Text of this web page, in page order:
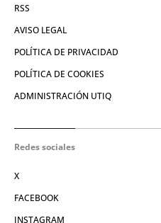
RSS
AVISO LEGAL
POLÍTICA DE PRIVACIDAD
POLÍTICA DE COOKIES
ADMINISTRACIÓN UTIQ
Redes sociales
X
FACEBOOK
INSTAGRAM